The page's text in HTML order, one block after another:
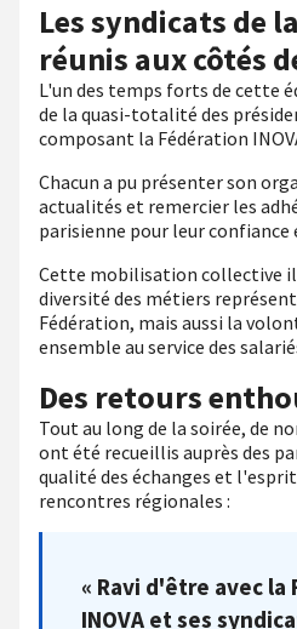
Les syndicats de
réunis aux côtés
L'un des temps forts de cette
de la quasi-totalité des
composant la Fédération
Chacun a pu présenter son
actualités et remercier les
parisienne pour leur
Cette mobilisation collective
diversité des métiers
Fédération, mais aussi la
ensemble au service des
Des retours
Tout au long de la soirée, de
ont été recueillis auprès des
qualité des échanges et
rencontres régionales :
« Ravi d'être avec la
INOVA et ses